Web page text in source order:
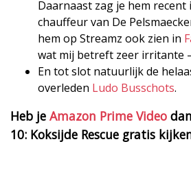
Daarnaast zag je hem recent
chauffeur van De
hem op Streamz ook zien in
wat mij betreft zeer irritante
En tot slot natuurlijk de
overleden Ludo Busschots.
Heb je Amazon Prime Video
10: Koksijde Rescue gratis